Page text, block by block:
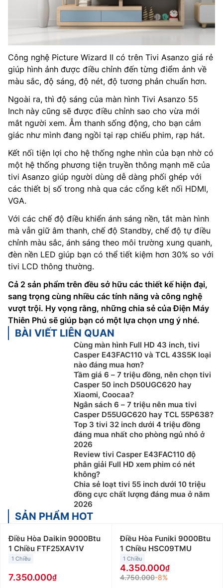
Công nghệ Picture Wizard II có trên Tivi Asanzo giá rẻ
giúp hình ảnh được điều chỉnh đến từng điểm ảnh về
màu sắc, độ sáng, độ nét, độ tương phản chuẩn hơn.
Ngoài ra, thì độ sáng của màn hình Tivi Asanzo 55
Inch này cũng sẽ được điều chỉnh sao cho vừa mới
mắt người xem. Âm thanh sống động, cho bạn cảm
giác như mình đang ngồi tại rạp chiếu phim, rạp hát.
Kết nối tiện lợi cho hệ thống nghe nhìn của bạn nhờ có
một hệ thống phương tiện truyền thông mạnh mẽ của
tivi Asanzo giúp người dùng dễ dàng phối ghép với
các thiết bị số trong nhà qua các cổng kết nối HDMI,
VGA.
Với các chế độ điều khiển ánh sáng nền, tắt màn hình
mà vẫn giữ âm thanh, chế độ Standby, chế độ tự điều
chỉnh màu sắc, ánh sáng theo môi trường xung quanh,
đèn nền LED giúp bạn có thể tiết kiệm hơn 30% so với
tivi LCD thông thường.
Cả 2 sản phẩm trên đều sở hữu các thiết kế hiện đại,
sang trọng cùng nhiều các tính năng và công nghệ
vượt trội. Hy vọng rằng, những chia sẻ của Điện Máy
Thiên Phú sẽ giúp bạn có một lựa chọn ưng ý nhé.
BÀI VIẾT LIÊN QUAN
Cùng màn hình Full HD 43 inch, tivi
Casper E43FAC110 và TCL 43S5K loại
nào đáng mua hơn?
Tầm giá 6 – 7 triệu đồng, nên chọn tivi
Casper 50 inch D50UGC620 hay
Xiaomi, Coocaa?
Ngân sách 6 – 7 triệu nên mua tivi
Casper D55UGC620 hay TCL 55P638?
Top 3 tivi 32 inch dưới 4 triệu đồng
đáng mua nhất cho phòng ngủ nhỏ ở
2026
Review tivi Casper E43FAC110 độ
phân giải Full HD xem phim có nét
không?
Chia sẻ loạt tivi 55 inch dưới 10 triệu
đồng cực chất lượng đáng mua ở năm
2026
SẢN PHẨM HOT
Điều Hòa Daikin 9000Btu
1 Chiều FTF25XAV1V
1 Chiều
7.350.000
Điều Hòa Funiki 9000Btu
1 Chiều HSC09TMU
1 Chiều
4.350.000
4.750.000-8%